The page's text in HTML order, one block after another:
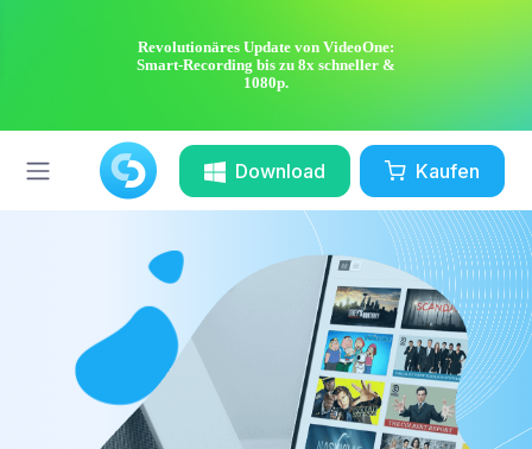
Revolutionäres Update von VideoOne:
Smart-Recording bis zu 8x schneller &
1080p.
Download Kaufen